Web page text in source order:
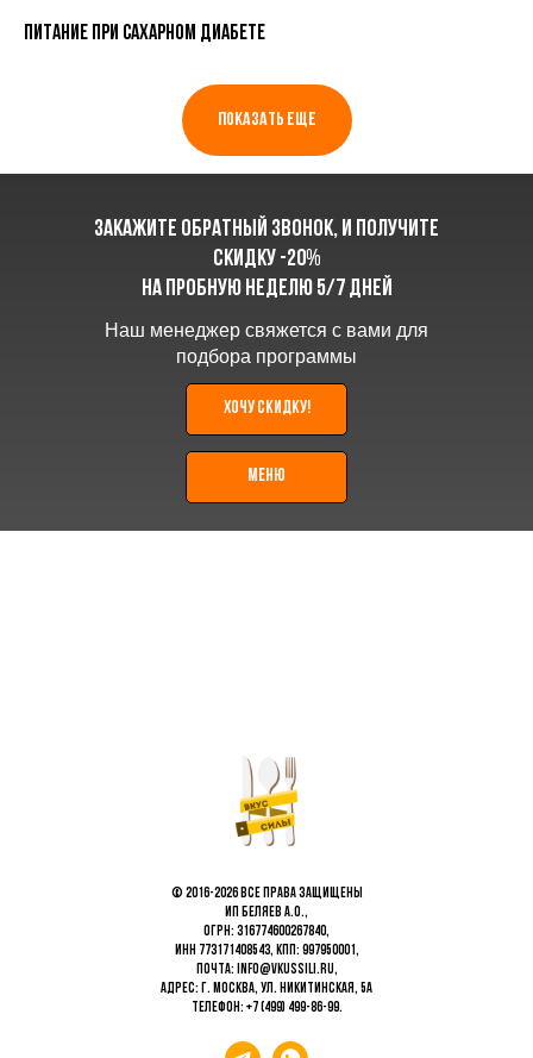
Питание при сахарном диабете
ПОКАЗАТЬ ЕЩЕ
Закажите обратный звонок, и получите
скидку -20%
на пробную неделю 5/7 дней
Наш менеджер свяжется с вами для
подбора программы
хочу скидку!
меню
© 2016-2026 Все права защищены
ИП Беляев А.О.,
ОГРН: 316774600267840,
ИНН 773171408543, КПП: 997950001,
Почта: info@vkussili.ru,
Адрес: г. Москва, ул. Никитинская, 5а
Телефон: +7 (499) 499-86-99.